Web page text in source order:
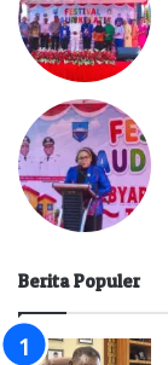
Berita Populer